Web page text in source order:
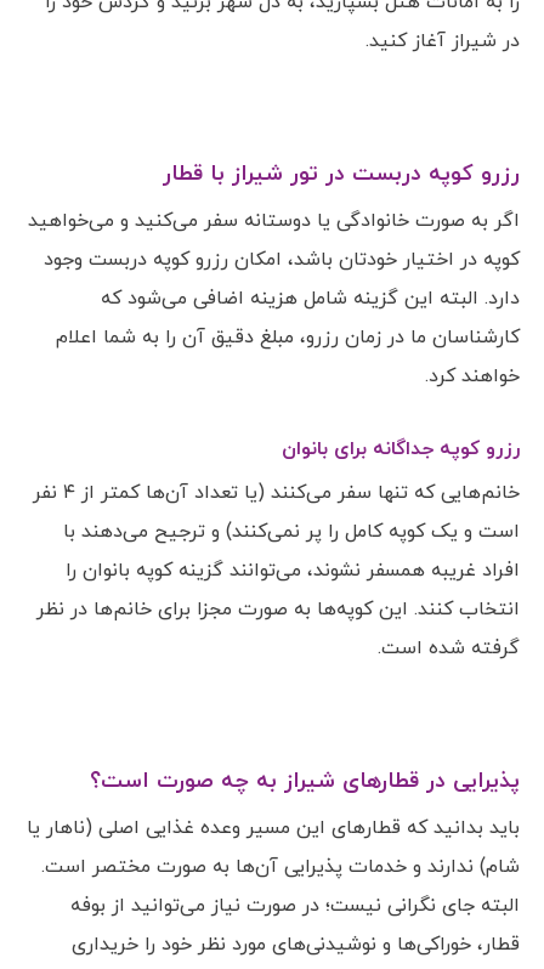
در شیراز آغاز کنید.
رزرو کوپه دربست در تور شیراز با قطار
اگر به صورت خانوادگی یا دوستانه سفر می‌کنید و می‌خواهید
کوپه در اختیار خودتان باشد، امکان رزرو کوپه دربست وجود
دارد. البته این گزینه شامل هزینه اضافی می‌شود که
کارشناسان ما در زمان رزرو، مبلغ دقیق آن را به شما اعلام
خواهند کرد.
رزرو کوپه جداگانه برای بانوان
خانم‌هایی که تنها سفر می‌کنند (یا تعداد آن‌ها کمتر از ۴ نفر
است و یک کوپه کامل را پر نمی‌کنند) و ترجیح می‌دهند با
افراد غریبه همسفر نشوند، می‌توانند گزینه کوپه بانوان را
انتخاب کنند. این کوپه‌ها به صورت مجزا برای خانم‌ها در نظر
گرفته شده است.
پذیرایی در قطارهای شیراز به چه صورت است؟
باید بدانید که قطارهای این مسیر وعده غذایی اصلی (ناهار یا
شام) ندارند و خدمات پذیرایی آن‌ها به صورت مختصر است.
البته جای نگرانی نیست؛ در صورت نیاز می‌توانید از بوفه
قطار، خوراکی‌ها و نوشیدنی‌های مورد نظر خود را خریداری